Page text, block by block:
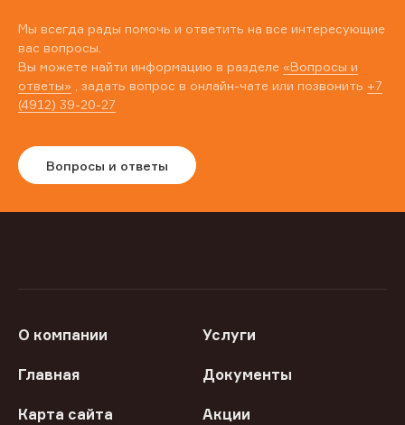
Мы всегда рады помочь и ответить на все интересующие
вас вопросы.
Вы можете найти информацию в разделе «Вопросы и
ответы» , задать вопрос в онлайн-чате или позвонить +7
(4912) 39-20-27
Вопросы и ответы
О компании Услуги
Главная Документы
Карта сайта Акции